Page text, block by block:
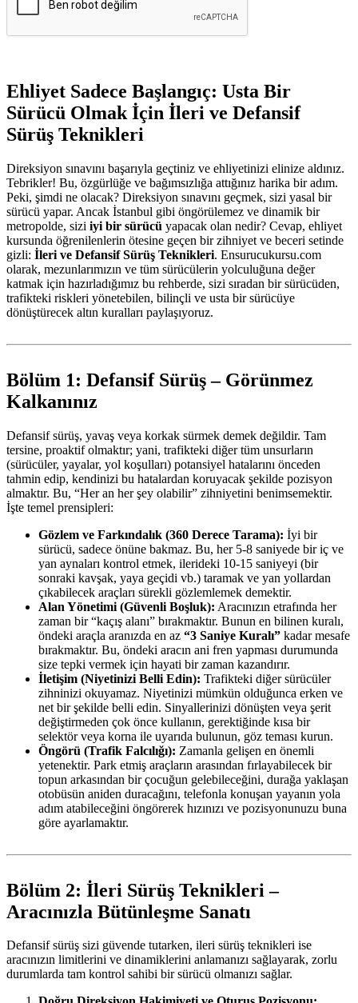
Ehliyet Sadece Başlangıç: Usta Bir
Sürücü Olmak İçin İleri ve Defansif
Sürüş Teknikleri
Direksiyon sınavını başarıyla geçtiniz ve ehliyetinizi elinize aldınız.
Tebrikler! Bu, özgürlüğe ve bağımsızlığa attığınız harika bir adım.
Peki, şimdi ne olacak? Direksiyon sınavını geçmek, sizi yasal bir
sürücü yapar. Ancak İstanbul gibi öngörülemez ve dinamik bir
metropolde, sizi iyi bir sürücü yapacak olan nedir? Cevap, ehliyet
kursunda öğrenilenlerin ötesine geçen bir zihniyet ve beceri setinde
gizli: İleri ve Defansif Sürüş Teknikleri. Ensurucukursu.com
olarak, mezunlarımızın ve tüm sürücülerin yolculuğuna değer
katmak için hazırladığımız bu rehberde, sizi sıradan bir sürücüden,
trafikteki riskleri yönetebilen, bilinçli ve usta bir sürücüye
dönüştürecek altın kuralları paylaşıyoruz.
Bölüm 1: Defansif Sürüş – Görünmez
Kalkanınız
Defansif sürüş, yavaş veya korkak sürmek demek değildir. Tam
tersine, proaktif olmaktır; yani, trafikteki diğer tüm unsurların
(sürücüler, yayalar, yol koşulları) potansiyel hatalarını önceden
tahmin edip, kendinizi bu hatalardan koruyacak şekilde pozisyon
almaktır. Bu, “Her an her şey olabilir” zihniyetini benimsemektir.
İşte temel prensipleri:
Gözlem ve Farkındalık (360 Derece Tarama): İyi bir
sürücü, sadece önüne bakmaz. Bu, her 5-8 saniyede bir iç ve
yan aynaları kontrol etmek, ilerideki 10-15 saniyeyi (bir
sonraki kavşak, yaya geçidi vb.) taramak ve yan yollardan
çıkabilecek araçları sürekli gözlemlemek demektir.
Alan Yönetimi (Güvenli Boşluk): Aracınızın etrafında her
zaman bir “kaçış alanı” bırakmaktır. Bunun en bilinen kuralı,
öndeki araçla aranızda en az “3 Saniye Kuralı” kadar mesafe
bırakmaktır. Bu, öndeki aracın ani fren yapması durumunda
size tepki vermek için hayati bir zaman kazandırır.
İletişim (Niyetinizi Belli Edin): Trafikteki diğer sürücüler
zihninizi okuyamaz. Niyetinizi mümkün olduğunca erken ve
net bir şekilde belli edin. Sinyallerinizi dönüşten veya şerit
değiştirmeden çok önce kullanın, gerektiğinde kısa bir
selektör veya korna ile uyarıda bulunun, göz teması kurun.
Öngörü (Trafik Falcılığı): Zamanla gelişen en önemli
yetenektir. Park etmiş araçların arasından fırlayabilecek bir
topun arkasından bir çocuğun gelebileceğini, durağa yaklaşan
otobüsün aniden duracağını, telefonla konuşan yayanın yola
adım atabileceğini öngörerek hızınızı ve pozisyonunuzu buna
göre ayarlamaktır.
Bölüm 2: İleri Sürüş Teknikleri –
Aracınızla Bütünleşme Sanatı
Defansif sürüş sizi güvende tutarken, ileri sürüş teknikleri ise
aracınızın limitlerini ve dinamiklerini anlamanızı sağlayarak, zorlu
durumlarda tam kontrol sahibi bir sürücü olmanızı sağlar.